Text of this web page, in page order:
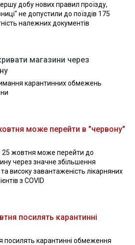
добу нових правил проїзду,
не допустили до поїздів 175
належних документів
магазини через
карантинних обмежень
може перейти в "червону"
25 жовтня може перейти до
через значне збільшення
та високу завантаженість лікарняних
з COVID
посилять карантинні
посилять карантинні обмеження